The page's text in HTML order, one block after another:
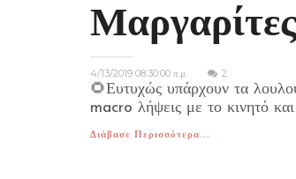
4/13/2019 08:30:00 π.μ. 2
🌻Ευτυχώς υπάρχουν τα
macro λήψεις με το κινητό και
Διάβασε Περισσότερα...